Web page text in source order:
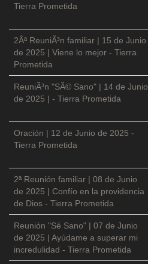
Tierra Prometida
2Âª ReuniÃ³n familiar | 15 de Junio
de 2025 | Viene lo mejor - Tierra
Prometida
ReuniÃ³n "SÃ© Sano" | 14 de Junio
de 2025 | - Tierra Prometida
Oración | 12 de Junio de 2025 -
Tierra Prometida
2ª Reunión familiar | 08 de Junio
de 2025 | Confío en la providencia
de Dios - Tierra Prometida
Reunión "Sé Sano" | 07 de Junio
de 2025 | Ayúdame a superar mi
incredulidad - Tierra Prometida